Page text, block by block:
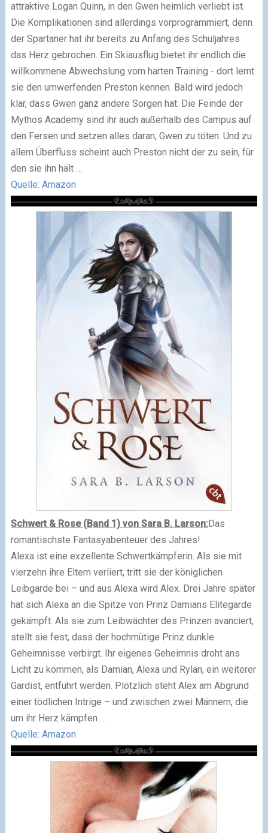
attraktive Logan Quinn, in den Gwen heimlich verliebt ist.
Die Komplikationen sind allerdings vorprogrammiert, denn
der Spartaner hat ihr bereits zu Anfang des Schuljahres
das Herz gebrochen. Ein Skiausflug bietet ihr endlich die
willkommene Abwechslung vom harten Training - dort lernt
sie den umwerfenden Preston kennen. Bald wird jedoch
klar, dass Gwen ganz andere Sorgen hat: Die Feinde der
Mythos Academy sind ihr auch außerhalb des Campus auf
den Fersen und setzen alles daran, Gwen zu töten. Und zu
allem Überfluss scheint auch Preston nicht der zu sein, für
den sie ihn hält …
Quelle: Amazon
Schwert & Rose (Band 1) von Sara B. Larson:Das
romantischste Fantasyabenteuer des Jahres!
Alexa ist eine exzellente Schwertkämpferin. Als sie mit
vierzehn ihre Eltern verliert, tritt sie der königlichen
Leibgarde bei – und aus Alexa wird Alex. Drei Jahre später
hat sich Alexa an die Spitze von Prinz Damians Elitegarde
gekämpft. Als sie zum Leibwächter des Prinzen avanciert,
stellt sie fest, dass der hochmütige Prinz dunkle
Geheimnisse verbirgt. Ihr eigenes Geheimnis droht ans
Licht zu kommen, als Damian, Alexa und Rylan, ein weiterer
Gardist, entführt werden. Plötzlich steht Alex am Abgrund
einer tödlichen Intrige – und zwischen zwei Männern, die
um ihr Herz kämpfen …
Quelle: Amazon